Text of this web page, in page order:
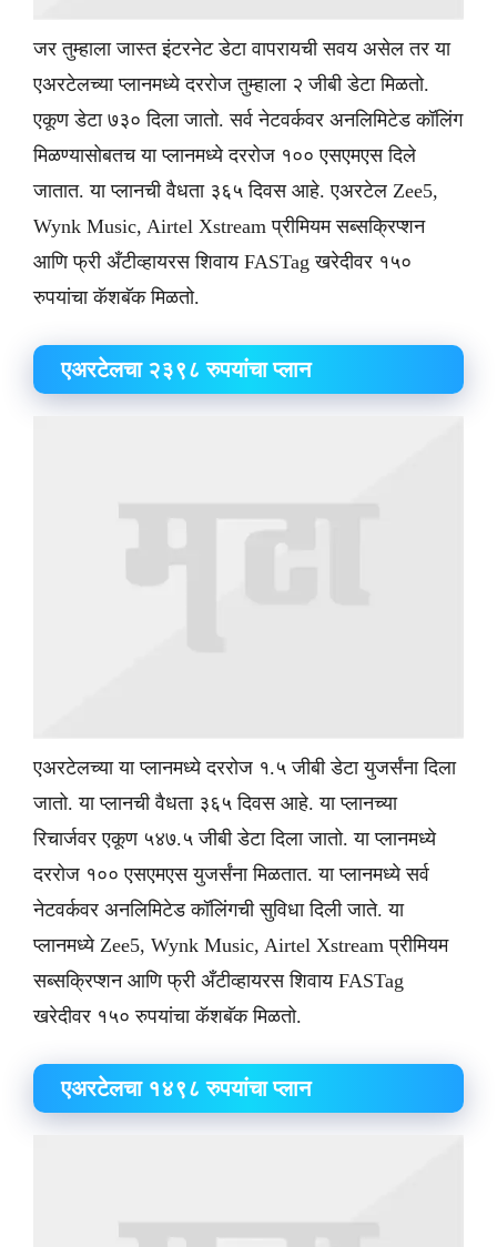
जर तुम्हाला जास्त इंटरनेट डेटा वापरायची सवय असेल तर या
एअरटेलच्या प्लानमध्ये दररोज तुम्हाला २ जीबी डेटा मिळतो.
एकूण डेटा ७३० दिला जातो. सर्व नेटवर्कवर अनलिमिटेड कॉलिंग
मिळण्यासोबतच या प्लानमध्ये दररोज १०० एसएमएस दिले
जातात. या प्लानची वैधता ३६५ दिवस आहे. एअरटेल Zee5,
Wynk Music, Airtel Xstream प्रीमियम सब्सक्रिप्शन
आणि फ्री अँटीव्हायरस शिवाय FASTag खरेदीवर १५०
रुपयांचा कॅशबॅक मिळतो.
​एअरटेलचा २३९८ रुपयांचा प्लान
एअरटेलच्या या प्लानमध्ये दररोज १.५ जीबी डेटा युजर्संना दिला
जातो. या प्लानची वैधता ३६५ दिवस आहे. या प्लानच्या
रिचार्जवर एकूण ५४७.५ जीबी डेटा दिला जातो. या प्लानमध्ये
दररोज १०० एसएमएस युजर्संना मिळतात. या प्लानमध्ये सर्व
नेटवर्कवर अनलिमिटेड कॉलिंगची सुविधा दिली जाते. या
प्लानमध्ये Zee5, Wynk Music, Airtel Xstream प्रीमियम
सब्सक्रिप्शन आणि फ्री अँटीव्हायरस शिवाय FASTag
खरेदीवर १५० रुपयांचा कॅशबॅक मिळतो.
​एअरटेलचा १४९८ रुपयांचा प्लान